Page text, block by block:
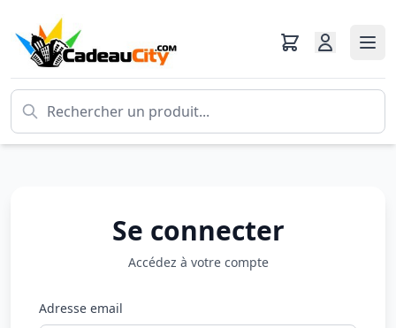
Se connecter
Accédez à votre compte
Adresse email